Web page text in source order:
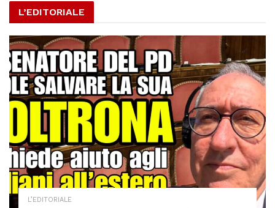
L’EDITORIALE
L’EDITORIALE